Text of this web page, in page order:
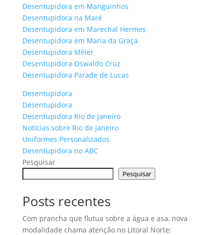
Desentupidora em Manguinhos
Desentupidora na Maré
Desentupidora em Marechal Hermes
Desentupidora em Maria da Graça
Desentupidora Méier
Desentupidora Oswaldo Cruz
Desentupidora Parade de Lucas
Desentupidora
Desentupidora
Desentupidora Rio de Janeiro
Notícias sobre Rio de Janeiro
Uniformes Personalizados
Desentupidora no ABC
Pesquisar
Pesquisar
Posts recentes
Com prancha que flutua sobre a água e asa, nova
modalidade chama atenção no Litoral Norte;